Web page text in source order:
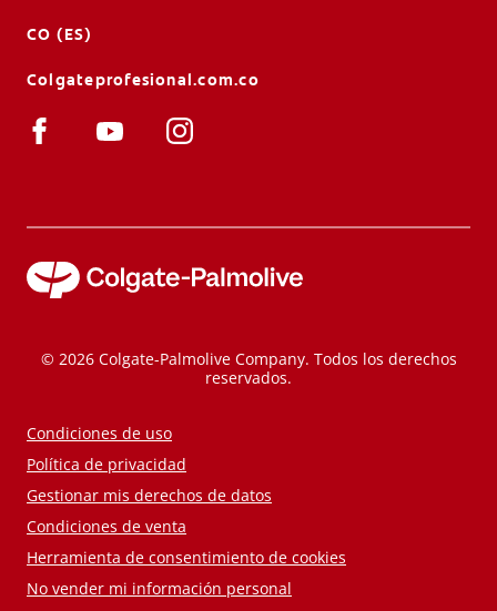
CO (ES)
Colgateprofesional.com.co
© 2026 Colgate-Palmolive Company. Todos los derechos
reservados.
Condiciones de uso
Política de privacidad
Gestionar mis derechos de datos
Condiciones de venta
Herramienta de consentimiento de cookies
No vender mi información personal